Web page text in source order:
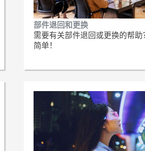
部件退回和更换
需要有关部件退回或更换的帮
简单！